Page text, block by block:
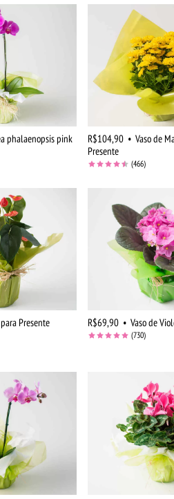
phalaenopsis pink R$104,90 • Vaso de
Presente
(466)
Presente R$69,90 • Vaso de
(730)